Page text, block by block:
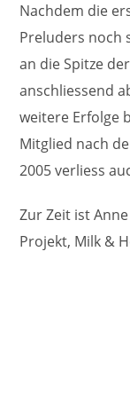
Nachdem die
Preluders noch
an die Spitze
anschliessend
weitere Erfolge
Mitglied nach
2005 verliess
Zur Zeit ist
Projekt, Milk &